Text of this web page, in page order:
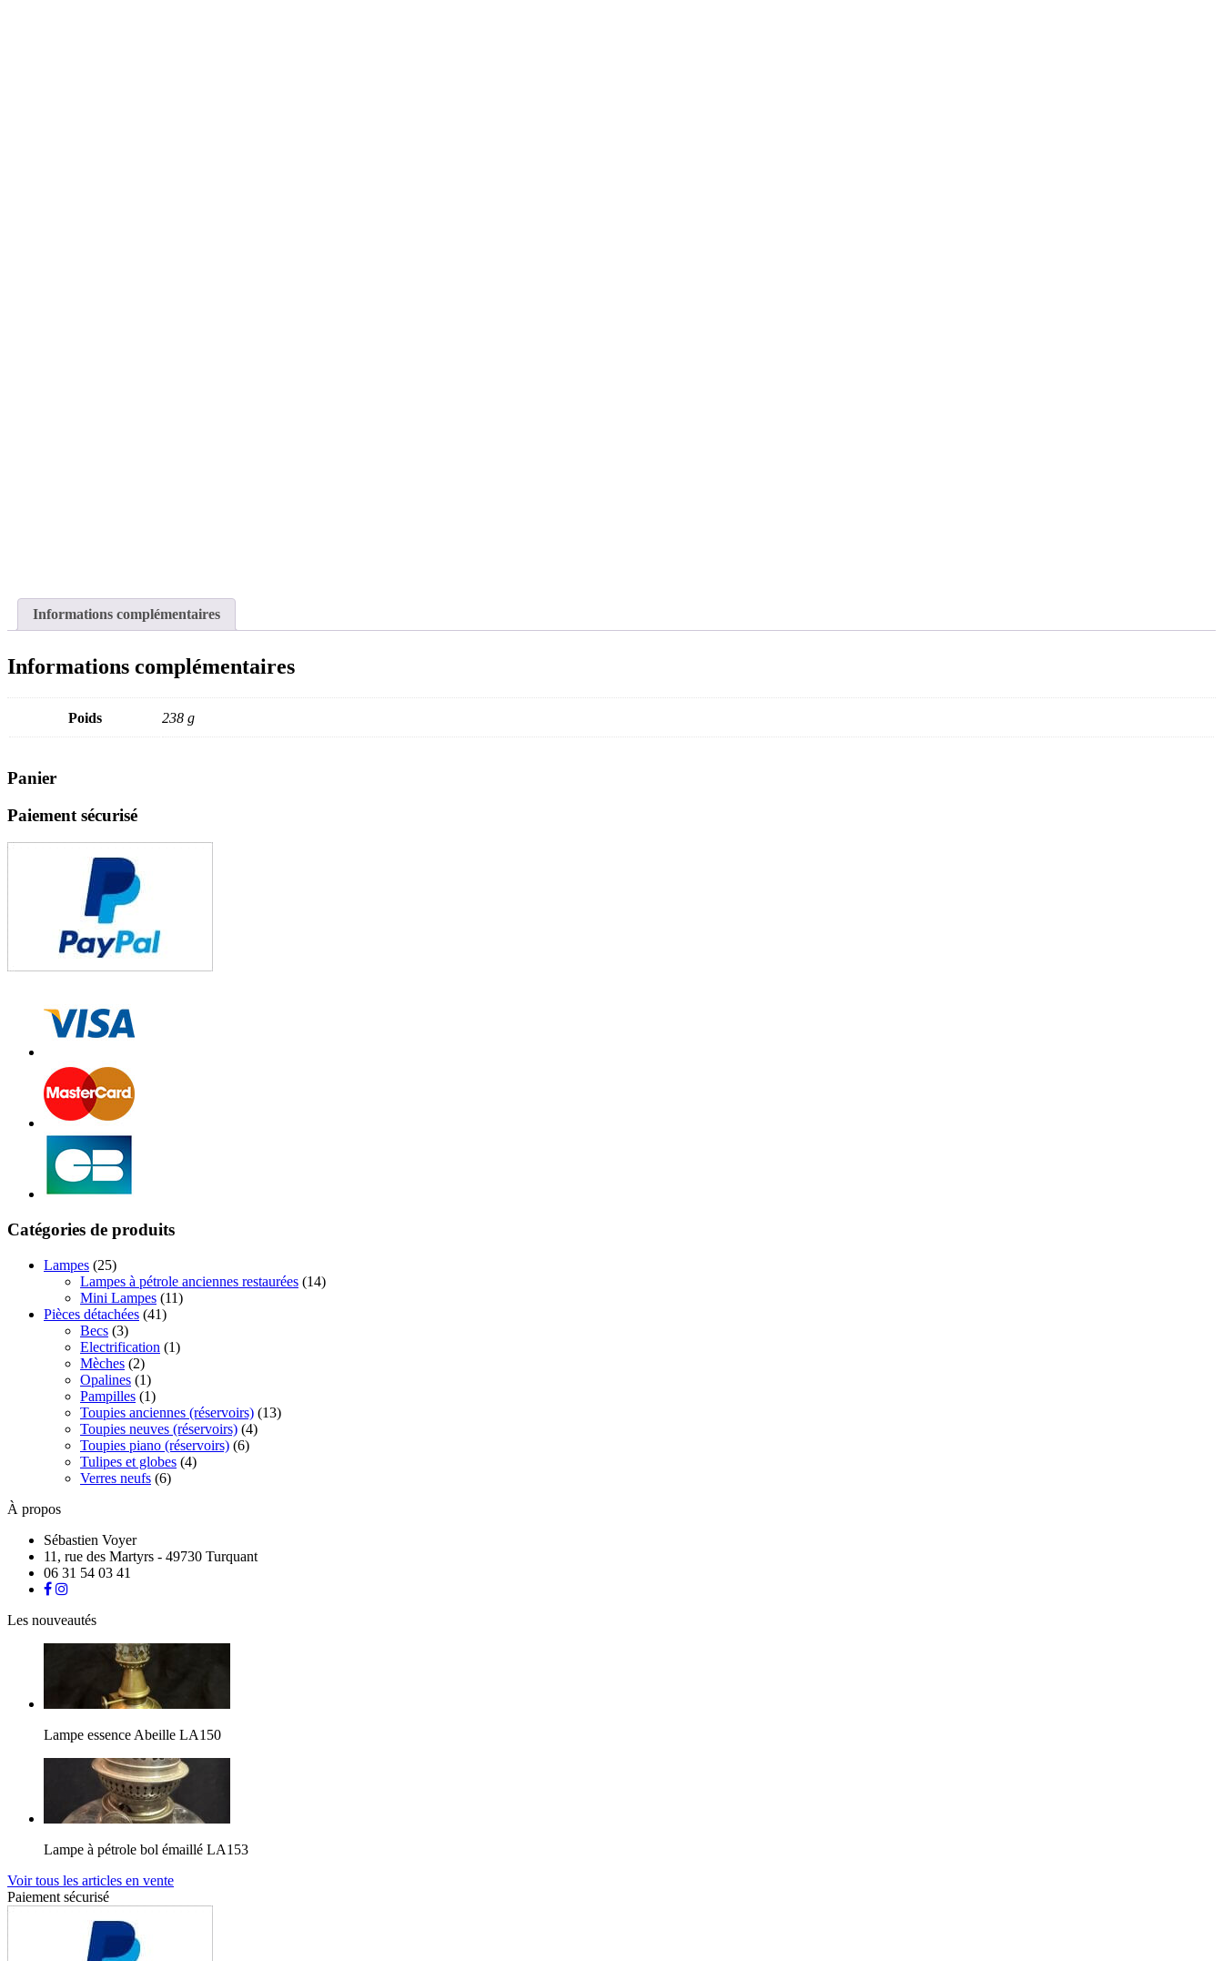
Informations complémentaires
Informations complémentaires
Poids 238 g
Panier
Paiement sécurisé
Catégories de produits
Lampes (25)
Lampes à pétrole anciennes restaurées (14)
Mini Lampes (11)
Pièces détachées (41)
Becs (3)
Electrification (1)
Mèches (2)
Opalines (1)
Pampilles (1)
Toupies anciennes (réservoirs) (13)
Toupies neuves (réservoirs) (4)
Toupies piano (réservoirs) (6)
Tulipes et globes (4)
Verres neufs (6)
À propos
Sébastien Voyer
11, rue des Martyrs - 49730 Turquant
06 31 54 03 41
Les nouveautés
Lampe essence Abeille LA150
Lampe à pétrole bol émaillé LA153
Voir tous les articles en vente
Paiement sécurisé